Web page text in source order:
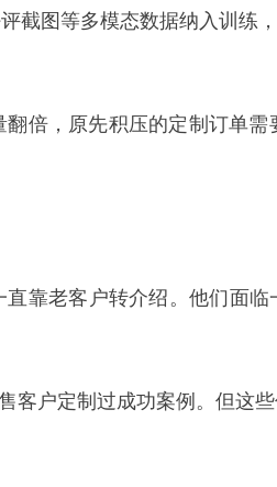
截图等多模态数据纳入训练
倍，原先积压的定制订单需
靠老客户转介绍。他们面临
户定制过成功案例。但这些